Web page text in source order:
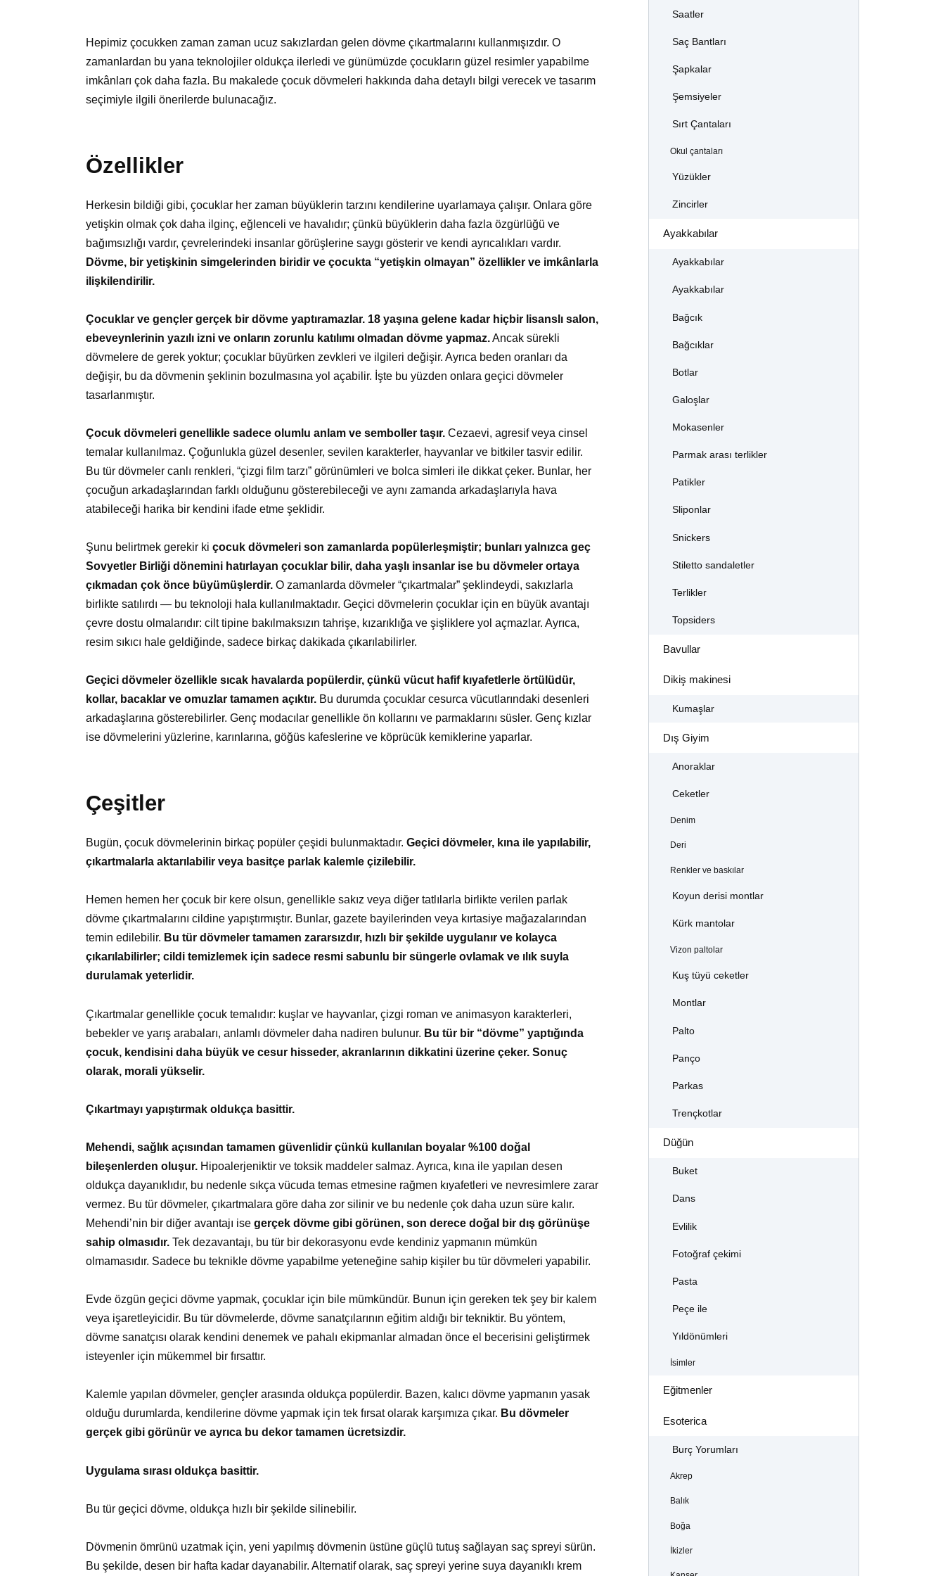
Hepimiz çocukken zaman zaman ucuz sakızlardan gelen dövme çıkartmalarını kullanmışızdır. O
zamanlardan bu yana teknolojiler oldukça ilerledi ve günümüzde çocukların güzel resimler yapabilme
imkânları çok daha fazla. Bu makalede çocuk dövmeleri hakkında daha detaylı bilgi verecek ve tasarım
seçimiyle ilgili önerilerde bulunacağız.
Özellikler
Herkesin bildiği gibi, çocuklar her zaman büyüklerin tarzını kendilerine uyarlamaya çalışır. Onlara göre
yetişkin olmak çok daha ilginç, eğlenceli ve havalıdır; çünkü büyüklerin daha fazla özgürlüğü ve
bağımsızlığı vardır, çevrelerindeki insanlar görüşlerine saygı gösterir ve kendi ayrıcalıkları vardır.
Dövme, bir yetişkinin simgelerinden biridir ve çocukta “yetişkin olmayan” özellikler ve imkânlarla
ilişkilendirilir.
Çocuklar ve gençler gerçek bir dövme yaptıramazlar. 18 yaşına gelene kadar hiçbir lisanslı salon,
ebeveynlerinin yazılı izni ve onların zorunlu katılımı olmadan dövme yapmaz.Ancak sürekli
dövmelere de gerek yoktur; çocuklar büyürken zevkleri ve ilgileri değişir. Ayrıca beden oranları da
değişir, bu da dövmenin şeklinin bozulmasına yol açabilir. İşte bu yüzden onlara geçici dövmeler
tasarlanmıştır.
Çocuk dövmeleri genellikle sadece olumlu anlam ve semboller taşır. Cezaevi, agresif veya cinsel
temalar kullanılmaz. Çoğunlukla güzel desenler, sevilen karakterler, hayvanlar ve bitkiler tasvir edilir.
Bu tür dövmeler canlı renkleri, “çizgi film tarzı” görünümleri ve bolca simleri ile dikkat çeker. Bunlar, her
çocuğun arkadaşlarından farklı olduğunu gösterebileceği ve aynı zamanda arkadaşlarıyla hava
atabileceği harika bir kendini ifade etme şeklidir.
Şunu belirtmek gerekir ki çocuk dövmeleri son zamanlarda popülerleşmiştir; bunları yalnızca geç
Sovyetler Birliği dönemini hatırlayan çocuklar bilir, daha yaşlı insanlar ise bu dövmeler ortaya
çıkmadan çok önce büyümüşlerdir. O zamanlarda dövmeler “çıkartmalar” şeklindeydi, sakızlarla
birlikte satılırdı — bu teknoloji hala kullanılmaktadır. Geçici dövmelerin çocuklar için en büyük avantajı
çevre dostu olmalarıdır: cilt tipine bakılmaksızın tahrişe, kızarıklığa ve şişliklere yol açmazlar. Ayrıca,
resim sıkıcı hale geldiğinde, sadece birkaç dakikada çıkarılabilirler.
Geçici dövmeler özellikle sıcak havalarda popülerdir, çünkü vücut hafif kıyafetlerle örtülüdür,
kollar, bacaklar ve omuzlar tamamen açıktır. Bu durumda çocuklar cesurca vücutlarındaki desenleri
arkadaşlarına gösterebilirler. Genç modacılar genellikle ön kollarını ve parmaklarını süsler. Genç kızlar
ise dövmelerini yüzlerine, karınlarına, göğüs kafeslerine ve köprücük kemiklerine yaparlar.
Çeşitler
Bugün, çocuk dövmelerinin birkaç popüler çeşidi bulunmaktadır. Geçici dövmeler, kına ile yapılabilir,
çıkartmalarla aktarılabilir veya basitçe parlak kalemle çizilebilir.
Hemen hemen her çocuk bir kere olsun, genellikle sakız veya diğer tatlılarla birlikte verilen parlak
dövme çıkartmalarını cildine yapıştırmıştır. Bunlar, gazete bayilerinden veya kırtasiye mağazalarından
temin edilebilir. Bu tür dövmeler tamamen zararsızdır, hızlı bir şekilde uygulanır ve kolayca
çıkarılabilirler; cildi temizlemek için sadece resmi sabunlu bir süngerle ovlamak ve ılık suyla
durulamak yeterlidir.
Çıkartmalar genellikle çocuk temalıdır: kuşlar ve hayvanlar, çizgi roman ve animasyon karakterleri,
bebekler ve yarış arabaları, anlamlı dövmeler daha nadiren bulunur. Bu tür bir “dövme” yaptığında
çocuk, kendisini daha büyük ve cesur hisseder, akranlarının dikkatini üzerine çeker. Sonuç
olarak, morali yükselir.
Çıkartmayı yapıştırmak oldukça basittir.
Mehendi, sağlık açısından tamamen güvenlidir çünkü kullanılan boyalar %100 doğal
bileşenlerden oluşur. Hipoalerjeniktir ve toksik maddeler salmaz. Ayrıca, kına ile yapılan desen
oldukça dayanıklıdır, bu nedenle sıkça vücuda temas etmesine rağmen kıyafetleri ve nevresimlere zarar
vermez. Bu tür dövmeler, çıkartmalara göre daha zor silinir ve bu nedenle çok daha uzun süre kalır.
Mehendi’nin bir diğer avantajı ise gerçek dövme gibi görünen, son derece doğal bir dış görünüşe
sahip olmasıdır. Tek dezavantajı, bu tür bir dekorasyonu evde kendiniz yapmanın mümkün
olmamasıdır. Sadece bu teknikle dövme yapabilme yeteneğine sahip kişiler bu tür dövmeleri yapabilir.
Evde özgün geçici dövme yapmak, çocuklar için bile mümkündür. Bunun için gereken tek şey bir kalem
veya işaretleyicidir. Bu tür dövmelerde, dövme sanatçılarının eğitim aldığı bir tekniktir. Bu yöntem,
dövme sanatçısı olarak kendini denemek ve pahalı ekipmanlar almadan önce el becerisini geliştirmek
isteyenler için mükemmel bir fırsattır.
Kalemle yapılan dövmeler, gençler arasında oldukça popülerdir. Bazen, kalıcı dövme yapmanın yasak
olduğu durumlarda, kendilerine dövme yapmak için tek fırsat olarak karşımıza çıkar. Bu dövmeler
gerçek gibi görünür ve ayrıca bu dekor tamamen ücretsizdir.
Uygulama sırası oldukça basittir.
Bu tür geçici dövme, oldukça hızlı bir şekilde silinebilir.
Dövmenin ömrünü uzatmak için, yeni yapılmış dövmenin üstüne güçlü tutuş sağlayan saç spreyi sürün.
Bu şekilde, desen bir hafta kadar dayanabilir. Alternatif olarak, saç spreyi yerine suya dayanıklı krem
Saatler
Saç Bantları
Şapkalar
Şemsiyeler
Sırt Çantaları
Okul çantaları
Yüzükler
Zincirler
Ayakkabılar
Ayakkabılar
Ayakkabılar
Bağcık
Bağcıklar
Botlar
Galoşlar
Mokasenler
Parmak arası terlikler
Patikler
Sliponlar
Snickers
Stiletto sandaletler
Terlikler
Topsiders
Bavullar
Dikiş makinesi
Kumaşlar
Dış Giyim
Anoraklar
Ceketler
Denim
Deri
Renkler ve baskılar
Koyun derisi montlar
Kürk mantolar
Vizon paltolar
Kuş tüyü ceketler
Montlar
Palto
Panço
Parkas
Trençkotlar
Düğün
Buket
Dans
Evlilik
Fotoğraf çekimi
Pasta
Peçe ile
Yıldönümleri
İsimler
Eğitmenler
Esoterica
Burç Yorumları
Akrep
Balık
Boğa
İkizler